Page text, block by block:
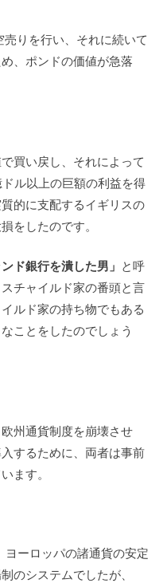
りを行い、それに続いて
、ポンドの価値が急落
買い戻し、それによって
ル以上の巨額の利益を得
的に支配するイギリスの
をしたのです。
ンド銀行を潰した男」 と呼
チャイルド家の番頭と言
ルド家の持ち物でもある
ことをしたのでしょう
州通貨制度を崩壊させ
するために、両者は事前
ます。
ーロッパの諸通貨の安定
のシステムでしたが、